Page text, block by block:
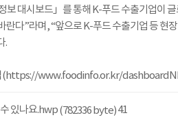
보 대시보드」를 통해 K-푸드 수출기업이
란다”라며, “앞으로 K-푸드 수출기업 등 현
.
(https://www.foodinfo.or.kr/
있나요.hwp(782336 byte)41